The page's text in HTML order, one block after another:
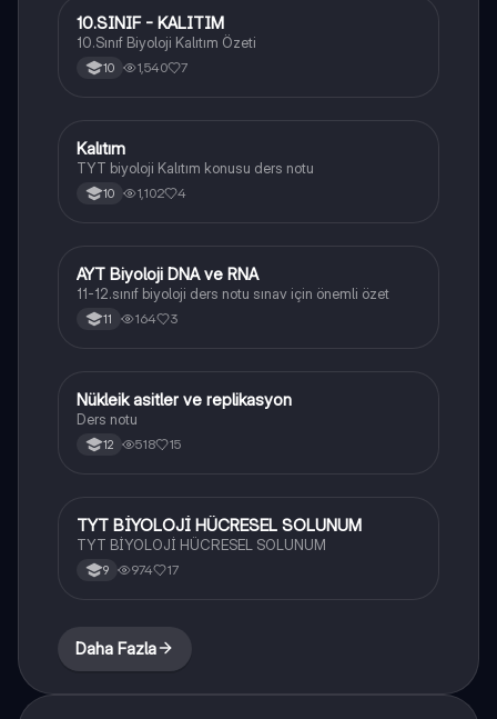
Biyoloji
10.SINIF - KALITIM
10.Sınıf Biyoloji Kalıtım Özeti
10 1,540 7
Biyoloji
Kalıtım
TYT biyoloji Kalıtım konusu ders notu
10 1,102 4
Biyoloji
AYT Biyoloji DNA ve RNA
11-12.sınıf biyoloji ders notu sınav için önemli özet
11 164 3
Biyoloji
Nükleik asitler ve replikasyon
Ders notu
12 518 15
Biyoloji
TYT BİYOLOJİ HÜCRESEL SOLUNUM
TYT BİYOLOJİ HÜCRESEL SOLUNUM
9 974 17
Daha Fazla